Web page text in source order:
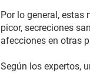
Por lo general,
picor, secreciones
afecciones en otras
Según los expertos,